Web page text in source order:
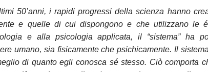
50’anni, i rapidi progressi della scienza hanno
e quelle di cui dispongono e che utilizzano le
e alla psicologia applicata, il “sistema” ha
umano, sia fisicamente che psichicamente. Il
di quanto egli conosca sé stesso. Ciò comporta